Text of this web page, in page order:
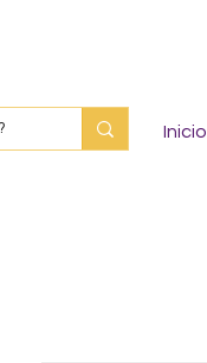
Inicio